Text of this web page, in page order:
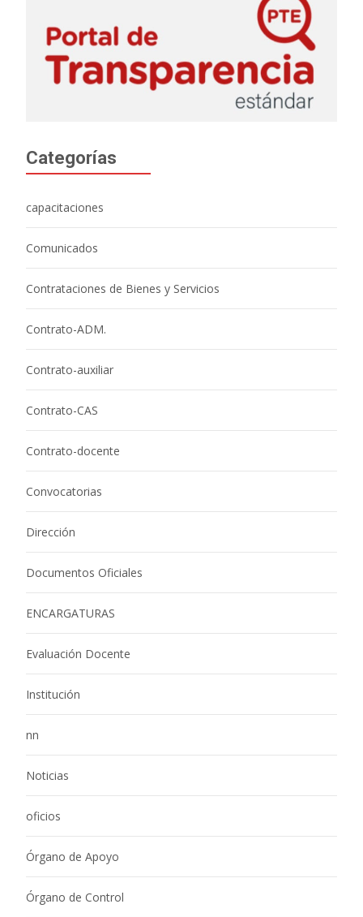
Categorías
capacitaciones
Comunicados
Contrataciones de Bienes y Servicios
Contrato-ADM.
Contrato-auxiliar
Contrato-CAS
Contrato-docente
Convocatorias
Dirección
Documentos Oficiales
ENCARGATURAS
Evaluación Docente
Institución
nn
Noticias
oficios
Órgano de Apoyo
Órgano de Control